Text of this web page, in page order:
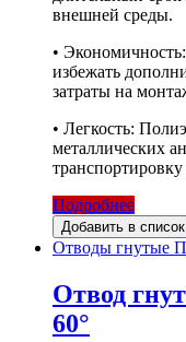
внешней среды.
•
избежать
затраты на
• Легкость:
металлических
Подробнее
Добавить в
Отводы гнутые
Отвод
60°